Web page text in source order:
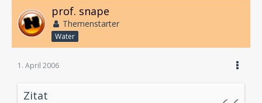
prof. snape
Themenstarter
Water
1. April 2006
Zitat